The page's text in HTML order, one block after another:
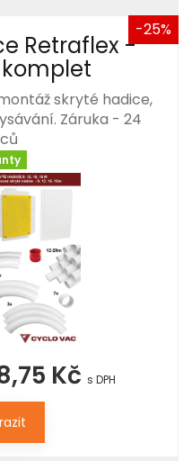
-25%
Retraflex -
skryté hadice,
Záruka - 24
Kč s DPH